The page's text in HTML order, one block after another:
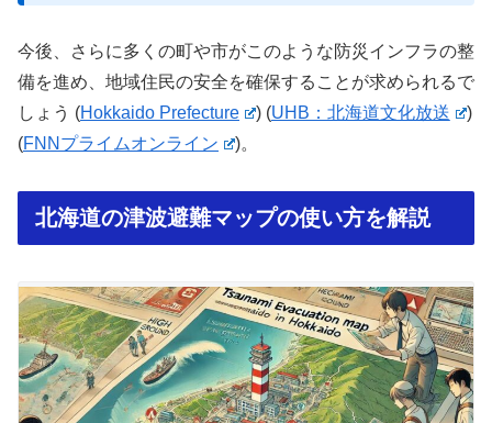
今後、さらに多くの町や市がこのような防災インフラの整
備を進め、地域住民の安全を確保することが求められるで
しょう​ (Hokkaido Prefecture )(UHB：北海道文化放送
)
(FNNプライムオンライン )。
北海道の津波避難マップの使い方を解説